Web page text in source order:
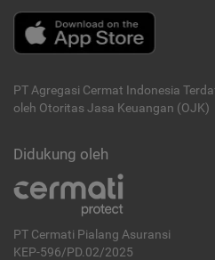
PT Agregasi Cermat Indonesia
oleh Otoritas Jasa Keuangan (OJK)
Didukung oleh
PT Cermati Pialang Asuransi
KEP-596/PD.02/2025